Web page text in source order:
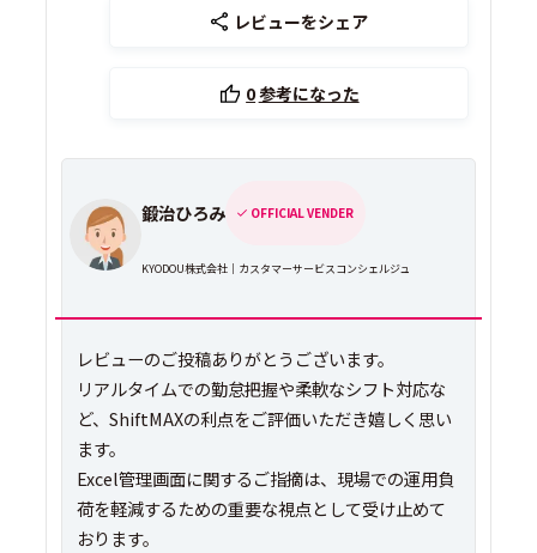
レビューをシェア
0参考になった
鍛治ひろみ OFFICIAL VENDER
KYODOU株式会社｜カスタマーサービスコンシェルジュ
レビューのご投稿ありがとうございます。
リアルタイムでの勤怠把握や柔軟なシフト対応な
ど、ShiftMAXの利点をご評価いただき嬉しく思い
ます。
Excel管理画面に関するご指摘は、現場での運用負
荷を軽減するための重要な視点として受け止めて
おります。